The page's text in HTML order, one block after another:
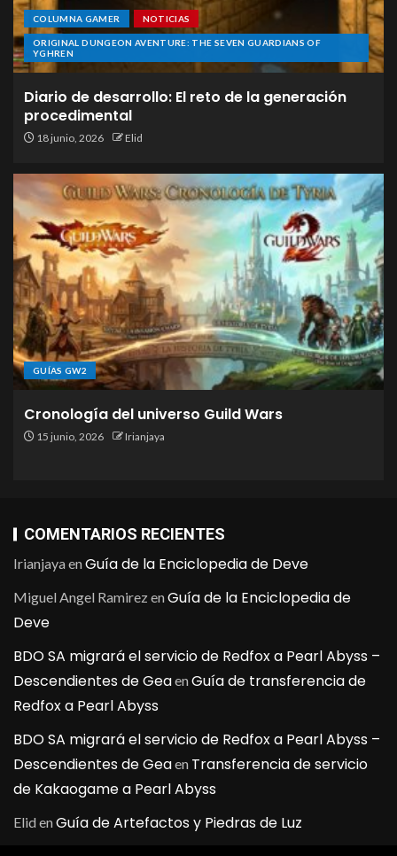
COLUMNA GAMER NOTICIAS
ORIGINAL DUNGEON AVENTURE: THE SEVEN GUARDIANS OF
YGHREN
Diario de desarrollo: El reto de la generación
procedimental
18 junio, 2026 Elid
GUÍAS GW2
Cronología del universo Guild Wars
15 junio, 2026 Irianjaya
COMENTARIOS RECIENTES
IrianjayaenGuía de la Enciclopedia de Deve
Miguel Angel RamirezenGuía de la Enciclopedia de
Deve
BDO SA migrará el servicio de Redfox a Pearl Abyss –
Descendientes de GeaenGuía de transferencia de
Redfox a Pearl Abyss
BDO SA migrará el servicio de Redfox a Pearl Abyss –
Descendientes de Geaen Transferencia de servicio
de Kakaogame a Pearl Abyss
ElidenGuía de Artefactos y Piedras de Luz